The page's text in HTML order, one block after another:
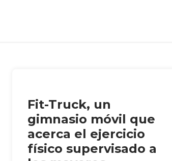
Fit-Truck, un
gimnasio móvil que
acerca el ejercicio
físico supervisado a